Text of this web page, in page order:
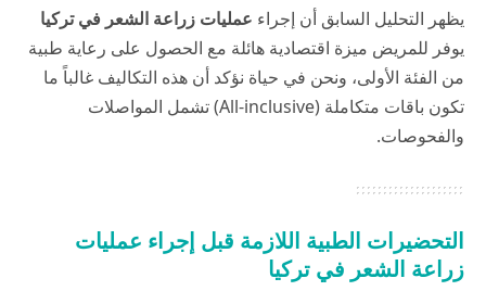
يظهر التحليل السابق أن إجراء عمليات زراعة الشعر في تركيا
يوفر للمريض ميزة اقتصادية هائلة مع الحصول على رعاية طبية
من الفئة الأولى، ونحن في حياة نؤكد أن هذه التكاليف غالباً ما
تكون باقات متكاملة (All-inclusive) تشمل المواصلات
والفحوصات.
التحضيرات الطبية اللازمة قبل إجراء عمليات
زراعة الشعر في تركيا